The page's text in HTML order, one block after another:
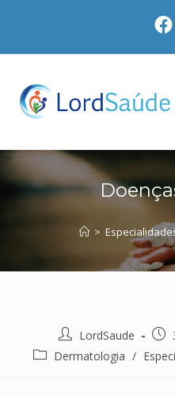
>
Post
author:
LordSaude
Post
PostDermatologia /